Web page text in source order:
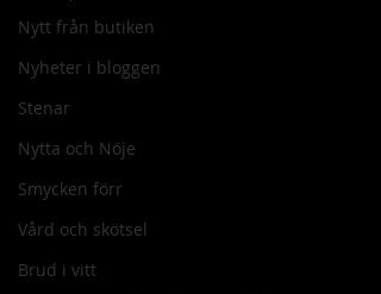
Nytt från butiken
Nyheter i bloggen
Stenar
Nytta och Nöje
Smycken förr
Vård och skötsel
Brud i vitt